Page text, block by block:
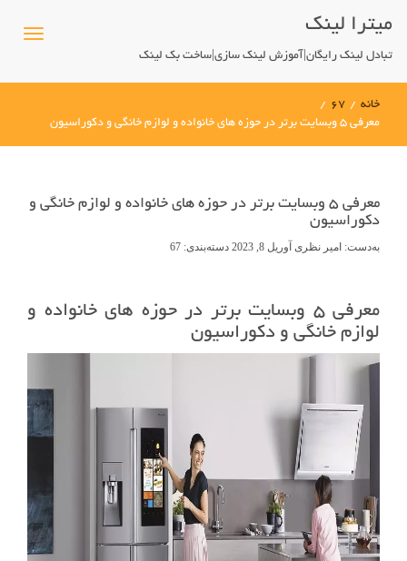
میترا لینک
تبادل لینک رایگان|آموزش لینک سازی|ساخت بک لینک
خانه /
67
/
معرفی ۵ وبسایت برتر در حوزه های خانواده و لوازم خانگی و دکوراسیون
معرفی ۵ وبسایت برتر در حوزه های خانواده و لوازم خانگی و
دکوراسیون
به‌دست: امیر نظری آوریل 8, 2023 دسته‌بندی: 67
معرفی ۵ وبسایت برتر در حوزه های خانواده و
لوازم خانگی و دکوراسیون